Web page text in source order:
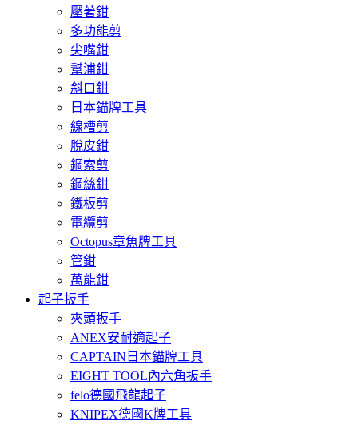
壓著鉗
多功能剪
尖嘴鉗
幫浦鉗
斜口鉗
日本錨牌工具
線槽剪
脫皮鉗
鋼索剪
鋼絲鉗
鐵板剪
電纜剪
Octopus章魚牌工具
管鉗
萬能鉗
起子扳手
夾頭扳手
ANEX安耐適起子
CAPTAIN日本錨牌工具
EIGHT TOOL內六角扳手
felo德國飛龍起子
KNIPEX德國K牌工具